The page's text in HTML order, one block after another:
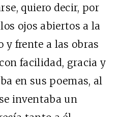
quiero decir, por
ojos abiertos a la
y frente a las obras
facilidad, gracia y
en sus poemas, al
inventaba un